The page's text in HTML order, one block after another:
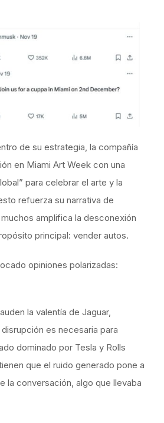
de su estrategia, la compañía
en Miami Art Week con una
para celebrar el arte y la
refuerza su narrativa de
amplifica la desconexión
principal: vender autos.
opiniones polarizadas:
la valentía de Jaguar,
es necesaria para
dominado por Tesla y Rolls
que el ruido generado pone a
la conversación, algo que llevaba